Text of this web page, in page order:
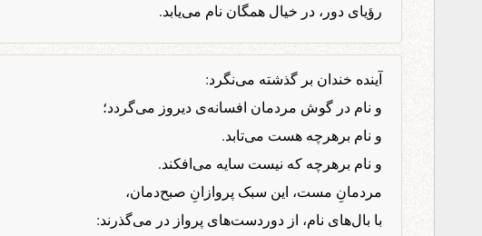
رؤیای دور، در خیال همگان نام می‌یابد.
آینده خندان بر گذشته می‌نگرد:
و نام در گوش مردمان افسانه‌ی دیروز می‌گردد؛
و نام برهرچه هست می‌تابد.
و نام برهرچه که نیست سایه می‌افکند.
مردمانِ مست، این سبک پروازانِ صبح‌دمان،
با بال‌های نام، از دوردست‌های پرواز در می‌گذرند: